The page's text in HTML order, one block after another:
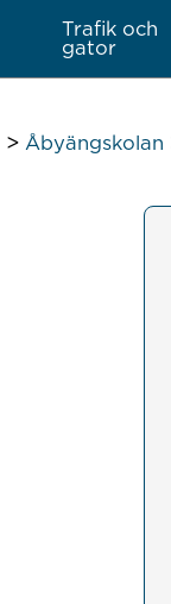
Trafik och
gator
> Åbyängskolan